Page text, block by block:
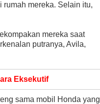
mereka. Selain itu,
mereka saat
putranya, Avila,
Eksekutif
sama mobil Honda yang